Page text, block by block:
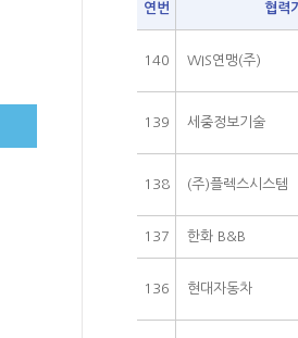
연번 협력
140 WIS연맹(주)
139 세중정보기술
138 (주)플렉스시스템
137 한화 B&B
136 현대자동차